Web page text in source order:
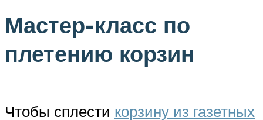
Мастер-класс по
плетению корзин
Чтобы сплести корзину из газетных